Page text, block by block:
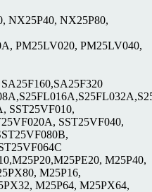
NX25P40, NX25P80,
PM25LV020, PM25LV040,
SST25VF010,
SST25VF040,
M25P40,
M25P16,
M25P64, M25PX64,